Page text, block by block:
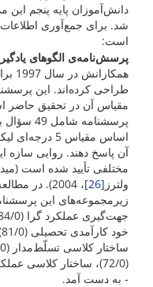
دانش‌آموزان پایه پنجم این
شد. برای جمع‌آوری
است:
پرسش‌نامه‌ی الگوهای
مقیاس آن در تحقیق حاضر
اساس مقیاس 5
آن پاسخ دهند. روایی سازه
مختلفی تأیید شده است
ولترز [26]
، 2004). در
- به دست آمد.